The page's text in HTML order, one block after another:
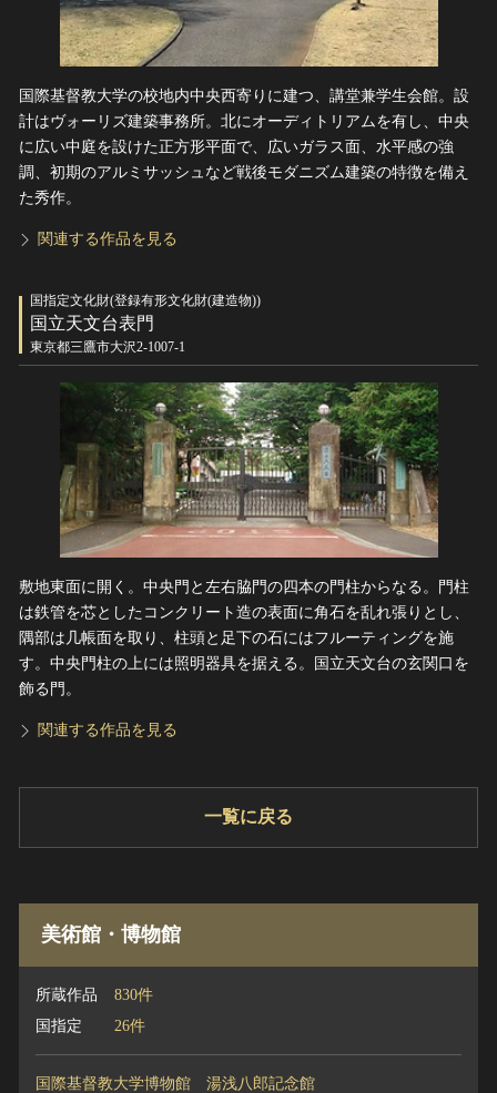
国際基督教大学の校地内中央西寄りに建つ、講堂兼学生会館。設
計はヴォーリズ建築事務所。北にオーディトリアムを有し、中央
に広い中庭を設けた正方形平面で、広いガラス面、水平感の強
調、初期のアルミサッシュなど戦後モダニズム建築の特徴を備え
た秀作。
関連する作品を見る
国指定文化財(登録有形文化財(建造物))
国立天文台表門
東京都三鷹市大沢2-1007-1
敷地東面に開く。中央門と左右脇門の四本の門柱からなる。門柱
は鉄管を芯としたコンクリート造の表面に角石を乱れ張りとし、
隅部は几帳面を取り、柱頭と足下の石にはフルーティングを施
す。中央門柱の上には照明器具を据える。国立天文台の玄関口を
飾る門。
関連する作品を見る
一覧に戻る
美術館・博物館
所蔵作品
830件
国指定
26件
国際基督教大学博物館 湯浅八郎記念館